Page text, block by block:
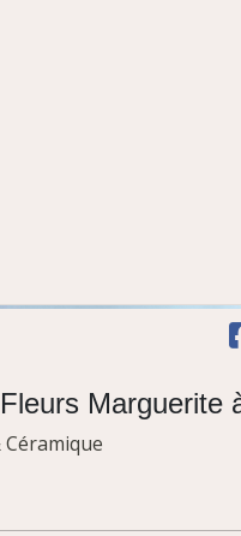
Marguerite